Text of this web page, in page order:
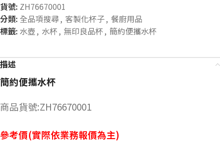
貨號: ZH76670001
分類: 全品項搜尋, 客製化杯子, 餐廚用品
標籤: 水壺 , 水杯 , 無印良品杯 , 簡約便攜水杯
描述
簡約便攜水杯
商品貨號:ZH76670001
參考價(實際依業務報價為主)